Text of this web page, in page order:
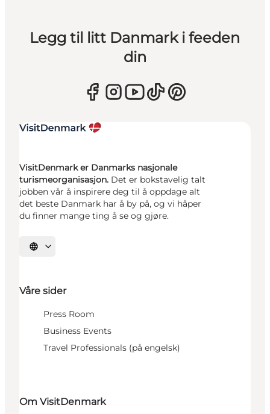
Legg til litt Danmark i feeden
din
VisitDenmark er Danmarks nasjonale
turismeorganisasjon. Det er bokstavelig talt
jobben vår å inspirere deg til å oppdage alt
det beste Danmark har å by på, og vi håper
du finner mange ting å se og gjøre.
Velg språk
Våre sider
Press Room
Business Events
Travel Professionals (på engelsk)
Om VisitDenmark